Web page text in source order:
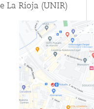
La Rioja (UNIR)